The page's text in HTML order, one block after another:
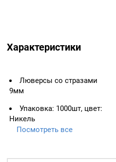
Характеристики
Люверсы со стразами
9мм
Упаковка: 1000шт, цвет:
Никель
Важно: Люверс
внутреннему диаметру!
Посмотреть все